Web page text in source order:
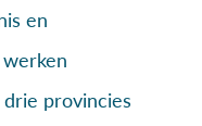
en
provincies